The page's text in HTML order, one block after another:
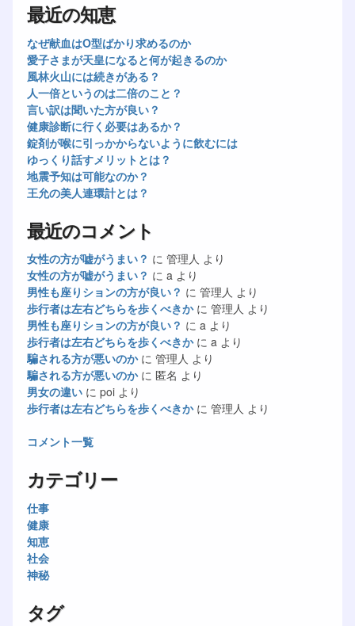
最近の知恵
なぜ献血はO型ばかり求めるのか
愛子さまが天皇になると何が起きるのか
風林火山には続きがある？
人一倍というのは二倍のこと？
言い訳は聞いた方が良い？
健康診断に行く必要はあるか？
錠剤が喉に引っかからないように飲むには
ゆっくり話すメリットとは？
地震予知は可能なのか？
王允の美人連環計とは？
最近のコメント
女性の方が嘘がうまい？ に 管理人 より
女性の方が嘘がうまい？ に aより
男性も座りションの方が良い？ に 管理人 より
歩行者は左右どちらを歩くべきかに 管理人 より
男性も座りションの方が良い？ に aより
歩行者は左右どちらを歩くべきかに aより
騙される方が悪いのかに 管理人 より
騙される方が悪いのかに 匿名 より
男女の違いに poiより
歩行者は左右どちらを歩くべきかに 管理人 より
コメント一覧
カテゴリー
仕事
健康
知恵
社会
神秘
タグ